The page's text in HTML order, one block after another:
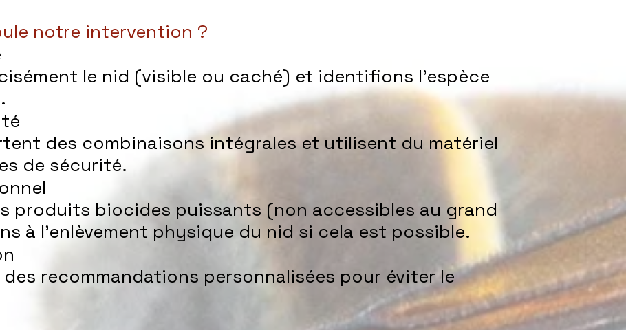
notre intervention ?
le nid (visible ou caché) et identifions l’espèce
des combinaisons intégrales et utilisent du matériel
de sécurité.
produits biocides puissants (non accessibles au grand
à l’enlèvement physique du nid si cela est possible.
recommandations personnalisées pour éviter le